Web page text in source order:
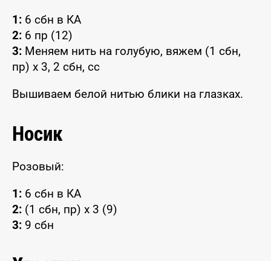
1: 6 сбн в КА
2: 6 пр (12)
3: Меняем нить на голубую, вяжем (1 сбн,
пр) x 3, 2 сбн, сс
Вышиваем белой нитью блики на глазках.
Носик
Розовый:
1: 6 сбн в КА
2: (1 сбн, пр) x 3 (9)
3: 9 сбн